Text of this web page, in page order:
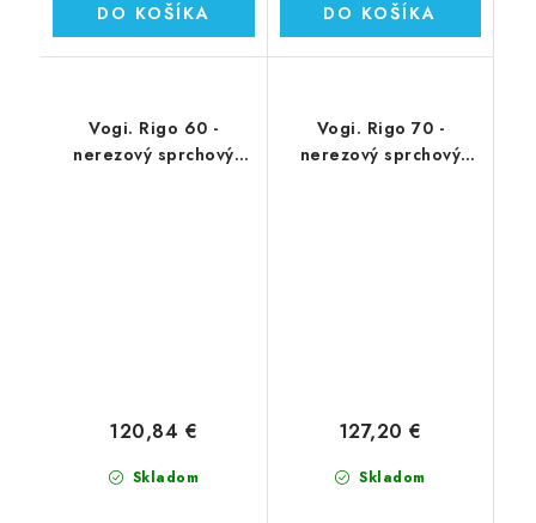
DO KOŠÍKA DO KOŠÍKA
Vogi. Rigo 60 -
nerezový sprchový
Skladom
120,84 €
Vogi. Rigo 70 -
nerezový sprchový
Skladom
127,20 €